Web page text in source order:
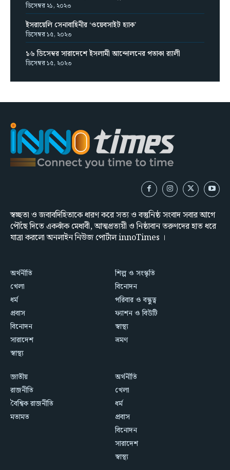
স্বচ্ছতা ও জবাবদিহিতাকে ধারণ করে সত্য ও বস্তুনিষ্ঠ সংবাদ সবার আগে
পৌঁছে দিতে একঝাঁক মেধাবী, আত্মপ্রত্যয়ী ও নিষ্ঠাবান তরুণদের হাত ধরে
যাত্রা করলো অনলাইন নিউজ পোর্টাল innoTimes ।
অর্থনীতি
খেলা
ধর্ম
প্রবাস
বিনোদন
সারাদেশ
স্বাস্থ্য
শিল্প ও সংস্কৃতি
বিনোদন
পরিবার ও বন্ধুত্ব
ফ্যাশন ও বিউটি
স্বাস্থ্য
ভ্রমণ
জাতীয়
রাজনীতি
বৈশ্বিক রাজনীতি
মতামত
অর্থনীতি
খেলা
ধর্ম
প্রবাস
বিনোদন
সারাদেশ
স্বাস্থ্য